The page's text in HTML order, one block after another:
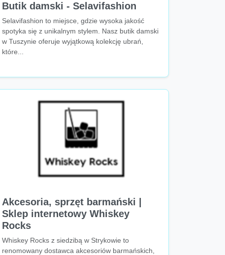
Butik damski - Selavifashion
Selavifashion to miejsce, gdzie wysoka jakość
spotyka się z unikalnym stylem. Nasz butik damski
w Tuszynie oferuje wyjątkową kolekcję ubrań,
które...
Akcesoria, sprzęt barmański |
Sklep internetowy Whiskey
Rocks
Whiskey Rocks z siedzibą w Strykowie to
renomowany dostawca akcesoriów barmańskich,